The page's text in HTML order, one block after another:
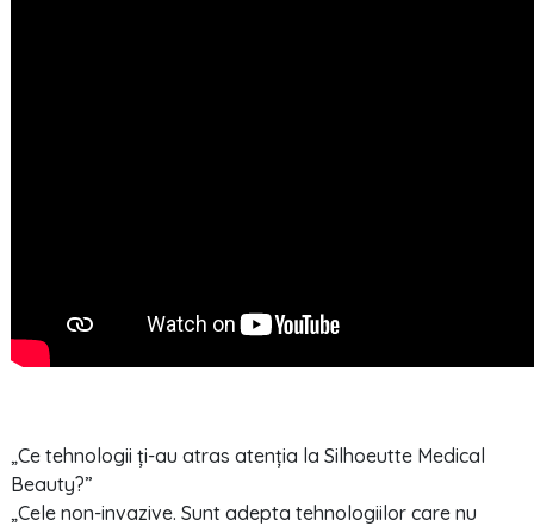
„Ce tehnologii ți-au atras atenția la Silhoeutte Medical
Beauty?”
„Cele non-invazive. Sunt adepta tehnologiilor care nu